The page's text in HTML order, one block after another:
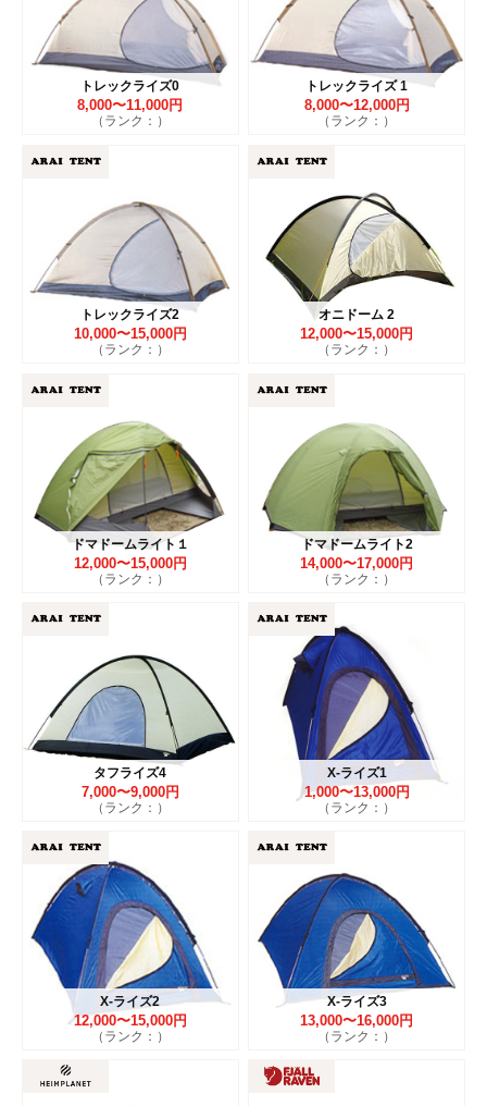
トレックライズ0
8,000〜11,000円
（ランク：）
トレックライズ 1
8,000〜12,000円
（ランク：）
トレックライズ2
10,000〜15,000円
（ランク：）
オニドーム 2
12,000〜15,000円
（ランク：）
ドマドームライト１
12,000〜15,000円
（ランク：）
ドマドームライト2
14,000〜17,000円
（ランク：）
タフライズ4
7,000〜9,000円
（ランク：）
X-ライズ1
1,000〜13,000円
（ランク：）
X-ライズ2
12,000〜15,000円
（ランク：）
X-ライズ3
13,000〜16,000円
（ランク：）